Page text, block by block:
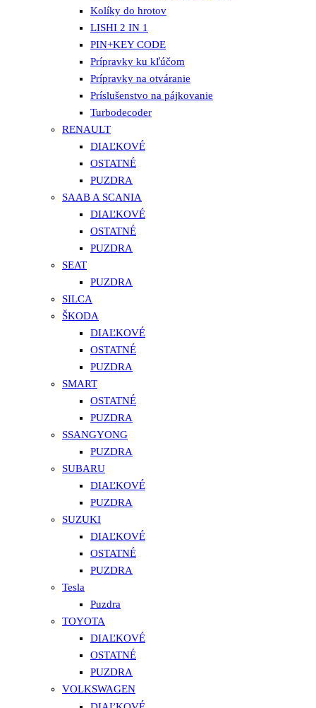
Kolíky do hrotov
LISHI 2 IN 1
PIN+KEY CODE
Prípravky ku kľúčom
Prípravky na otváranie
Príslušenstvo na pájkovanie
Turbodecoder
RENAULT
DIAĽKOVÉ
OSTATNÉ
PUZDRA
SAAB A SCANIA
DIAĽKOVÉ
OSTATNÉ
PUZDRA
SEAT
PUZDRA
SILCA
ŠKODA
DIAĽKOVÉ
OSTATNÉ
PUZDRA
SMART
OSTATNÉ
PUZDRA
SSANGYONG
PUZDRA
SUBARU
DIAĽKOVÉ
PUZDRA
SUZUKI
DIAĽKOVÉ
OSTATNÉ
PUZDRA
Tesla
Puzdra
TOYOTA
DIAĽKOVÉ
OSTATNÉ
PUZDRA
VOLKSWAGEN